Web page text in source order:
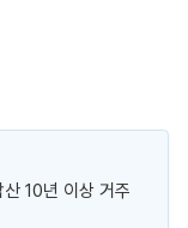
10년 이상 거주